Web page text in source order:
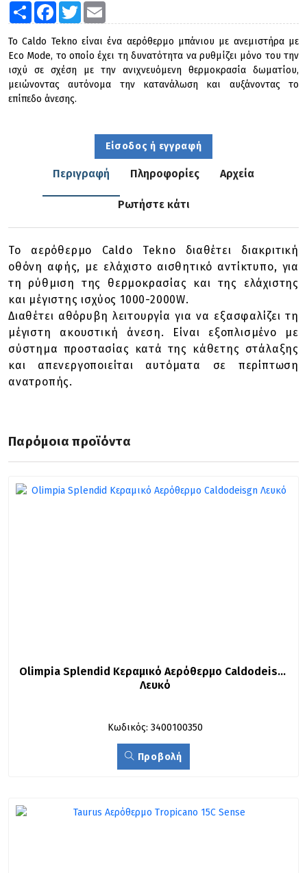
Share Facebook
Twitter
Το Caldo Tekno είναι ένα αερόθερμο μπάνιου με ανεμιστήρα με
Eco Mode, το οποίο έχει τη δυνατότητα να ρυθμίζει μόνο του την
ισχύ σε σχέση με την ανιχνευόμενη θερμοκρασία δωματίου,
μειώνοντας αυτόνομα την κατανάλωση και αυξάνοντας το
επίπεδο άνεσης.
Είσοδος ή εγγραφή
Περιγραφή Πληροφορίες Αρχεία
Ρωτήστε κάτι
Το αερόθερμο Caldo Tekno διαθέτει διακριτική
οθόνη αφής, με ελάχιστο αισθητικό αντίκτυπο, για
τη ρύθμιση της θερμοκρασίας και της ελάχιστης
και μέγιστης ισχύος 1000-2000W.
Διαθέτει αθόρυβη λειτουργία για να εξασφαλίζει τη
μέγιστη ακουστική άνεση. Είναι εξοπλισμένο με
σύστημα προστασίας κατά της κάθετης στάλαξης
και απενεργοποιείται αυτόματα σε περίπτωση
ανατροπής.
Παρόμοια προϊόντα
Olimpia Splendid Κεραμικό Αερόθερμο Caldodeisgn
Λευκό
Κωδικός: 3400100350
Προβολή